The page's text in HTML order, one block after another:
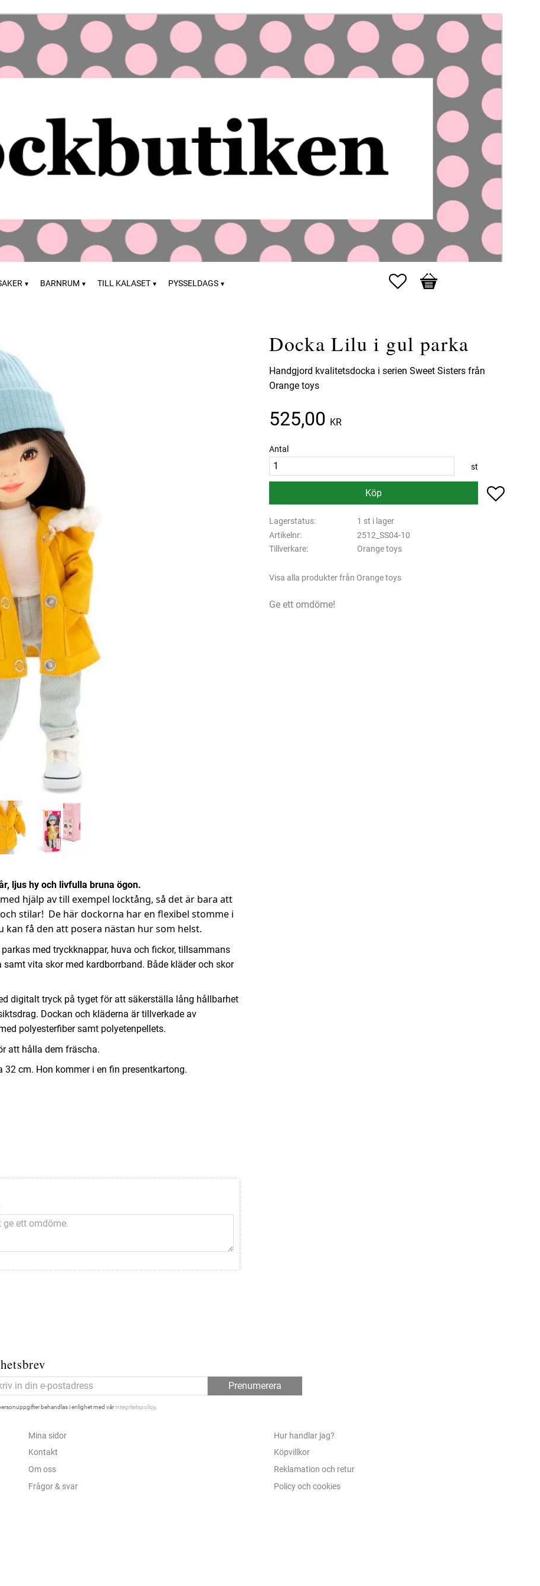
BARNRUM TILL KALASET PYSSELDAGS Favoriter
Kundvagn
Docka Lilu i gul parka
Handgjord kvalitetsdocka i serien Sweet Sisters från
Orange toys
525,00 KR
Antal
st
Köp Lägg till
Lagerstatus
1 st i lager
Artikelnr
2512_SS04-10
Tillverkare
Orange toys
Visa alla produkter från Orange toys
Ge ett omdöme!
ljus hy och livfulla bruna ögon.
hjälp av till exempel locktång, så det är bara att
stilar! De här dockorna har en flexibel stomme i
få den att posera nästan hur som helst.
med tryckknappar, huva och fickor, tillsammans
vita skor med kardborrband. Både kläder och skor
digitalt tryck på tyget för att säkerställa lång hållbarhet
Dockan och kläderna är tillverkade av
polyesterfiber samt polyetenpellets.
att hålla dem fräscha.
cm. Hon kommer i en fin presentkartong.
Prenumerera
behandlas i enlighet med vårintegritetspolicy.
Mina sidor
Kontakt
Om oss
Frågor & svar
Hur handlar jag?
Köpvillkor
Reklamation och retur
Policy och cookies